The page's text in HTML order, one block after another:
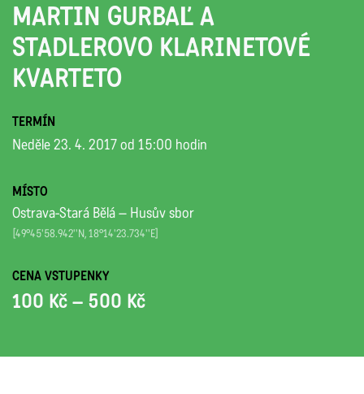
MARTIN GURBAĽ A
STADLEROVO KLARINETOVÉ
KVARTETO
TERMÍN
Neděle 23. 4. 2017 od 15:00 hodin
MÍSTO
Ostrava-Stará Bělá – Husův sbor
[49°45'58.942''N, 18°14'23.734''E]
CENA VSTUPENKY
100 Kč – 500 Kč